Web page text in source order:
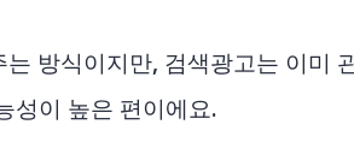
방식이지만, 검색광고는 이미
성이 높은 편이에요.